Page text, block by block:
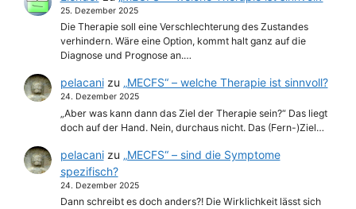
25. Dezember 2025
Die Therapie soll eine Verschlechterung des Zustandes
verhindern. Wäre eine Option, kommt halt ganz auf die
Diagnose und Prognose an.…
pelacanizu „MECFS“ – welche Therapie ist sinnvoll?
24. Dezember 2025
„Aber was kann dann das Ziel der Therapie sein?“ Das liegt
doch auf der Hand. Nein, durchaus nicht. Das (Fern-)Ziel…
pelacanizu „MECFS“ – sind die Symptome
spezifisch?
24. Dezember 2025
Dann schreibt es doch anders?! Die Wirklichkeit lässt sich